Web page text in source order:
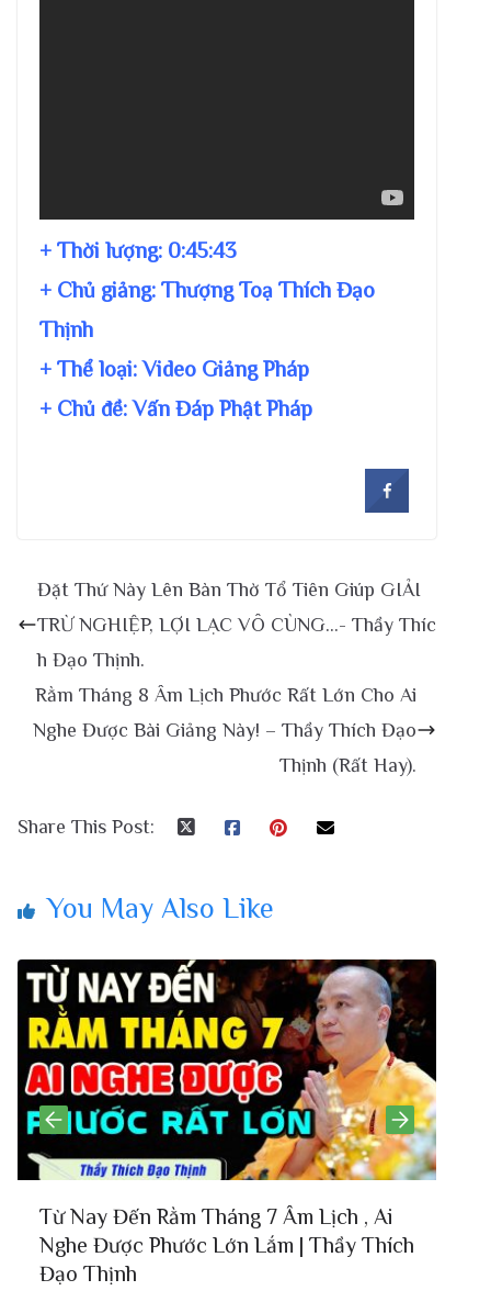
+ Thời lượng: 0:45:43
+ Chủ giảng: Thượng Toạ Thích Đạo
Thịnh
+ Thể loại: Video Giảng Pháp
+ Chủ đề:Vấn Đáp Phật Pháp
Đặt Thứ Này Lên Bàn Thờ Tổ Tiên Giúp GIẢI
TRỪ NGHIỆP, LỢI LẠC VÔ CÙNG…- Thầy Thíc
h Đạo Thịnh.
Rằm Tháng 8 Âm Lịch Phước Rất Lớn Cho Ai
Nghe Được Bài Giảng Này! – Thầy Thích Đạo
Thịnh (Rất Hay).
Share This Post:
You May Also Like
Từ Nay Đến Rằm Tháng 7 Âm Lịch , Ai
Nghe Được Phước Lớn Lắm | Thầy Thích
Đạo Thịnh